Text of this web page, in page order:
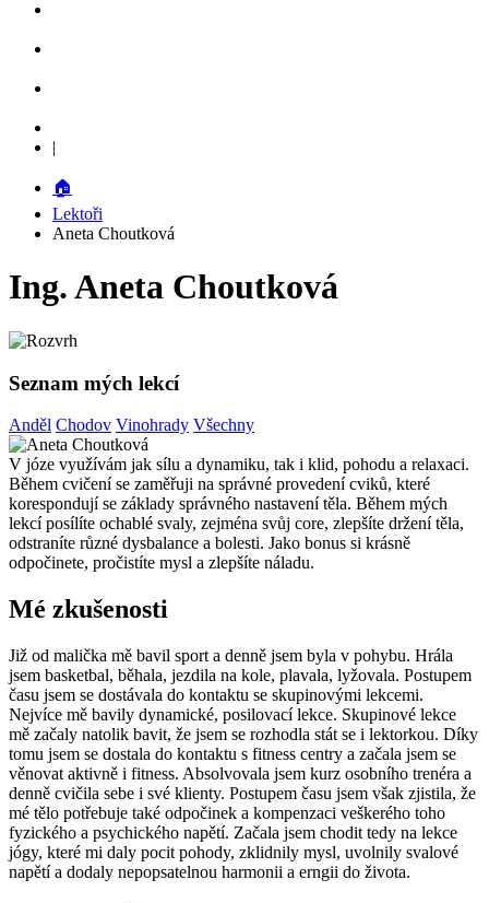
|
🏠
Lektoři
Aneta Choutková
Ing. Aneta Choutková
Seznam mých lekcí
Anděl Chodov Vinohrady Všechny
V józe využívám jak sílu a dynamiku, tak i klid, pohodu a relaxaci.
Během cvičení se zaměřuji na správné provedení cviků, které
korespondují se základy správného nastavení těla. Během mých
lekcí posílíte ochablé svaly, zejména svůj core, zlepšíte držení těla,
odstraníte různé dysbalance a bolesti. Jako bonus si krásně
odpočinete, pročistíte mysl a zlepšíte náladu.
Mé zkušenosti
Již od malička mě bavil sport a denně jsem byla v pohybu. Hrála
jsem basketbal, běhala, jezdila na kole, plavala, lyžovala. Postupem
času jsem se dostávala do kontaktu se skupinovými lekcemi.
Nejvíce mě bavily dynamické, posilovací lekce. Skupinové lekce
mě začaly natolik bavit, že jsem se rozhodla stát se i lektorkou. Díky
tomu jsem se dostala do kontaktu s fitness centry a začala jsem se
věnovat aktivně i fitness. Absolvovala jsem kurz osobního trenéra a
denně cvičila sebe i své klienty. Postupem času jsem však zjistila, že
mé tělo potřebuje také odpočinek a kompenzaci veškerého toho
fyzického a psychického napětí. Začala jsem chodit tedy na lekce
jógy, které mi daly pocit pohody, zklidnily mysl, uvolnily svalové
napětí a dodaly nepopsatelnou harmonii a erngii do života.